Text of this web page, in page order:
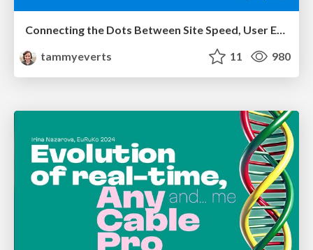
tammyeverts
11 980